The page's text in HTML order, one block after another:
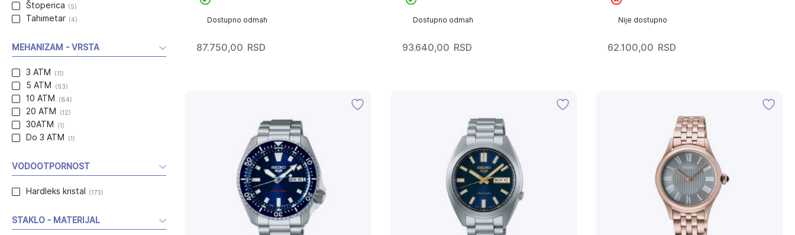
Dostupno odmah
87.750,00 RSD
Dostupno odmah
93.640,00 RSD
Nije dostupno
62.100,00 RSD
Štoperica (5)
Tahimetar (4)
MEHANIZAM - VRSTA
3 ATM (11)
5 ATM (63)
10 ATM (84)
20 ATM (12)
30ATM (1)
Do 3 ATM (1)
VODOOTPORNOST
Hardleks kristal (173)
STAKLO - MATERIJAL